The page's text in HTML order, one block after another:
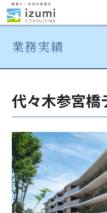
グ
ロ
ー
バ
ナ
ビ
ゲ
ー
シ
ョ
業務実績
実
績
宮橋
テラ
代々木参宮橋